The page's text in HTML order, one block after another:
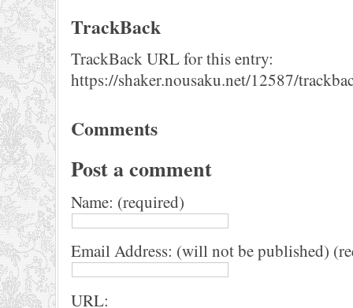
TrackBack
TrackBack URL for this entry:
https://shaker.nousaku.net/12587/
Comments
Post a comment
Name: (required)
Email Address: (will not be published)
URL: